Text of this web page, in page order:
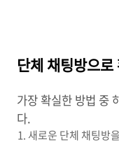
단체 채팅방으
가장 확실한 방법 중
다.
새로운 단체 채팅방